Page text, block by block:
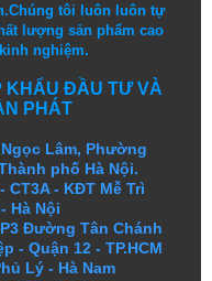
Chúng tôi luôn luôn tự
lượng sảnphẩm cao
nghiệm.
KHẨU ĐẦU TƯ VÀ
PHÁT
Lâm, Phường
phố Hà Nội.
CT3A - KĐT Mễ Trì
Hà Nội
Đường Tân Chánh
- Quận 12 - TP.HCM
Lý - Hà Nam